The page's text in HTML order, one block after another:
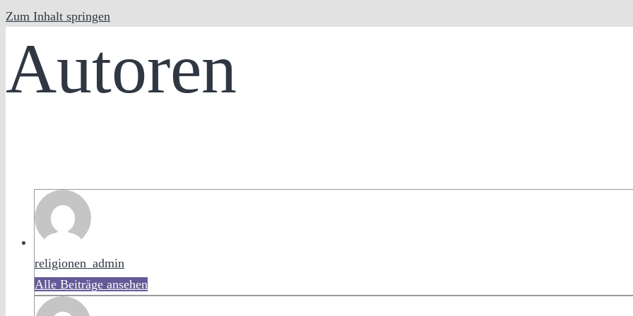
Zum Inhalt springen
Autoren
religionen_admin
Alle Beiträge ansehen